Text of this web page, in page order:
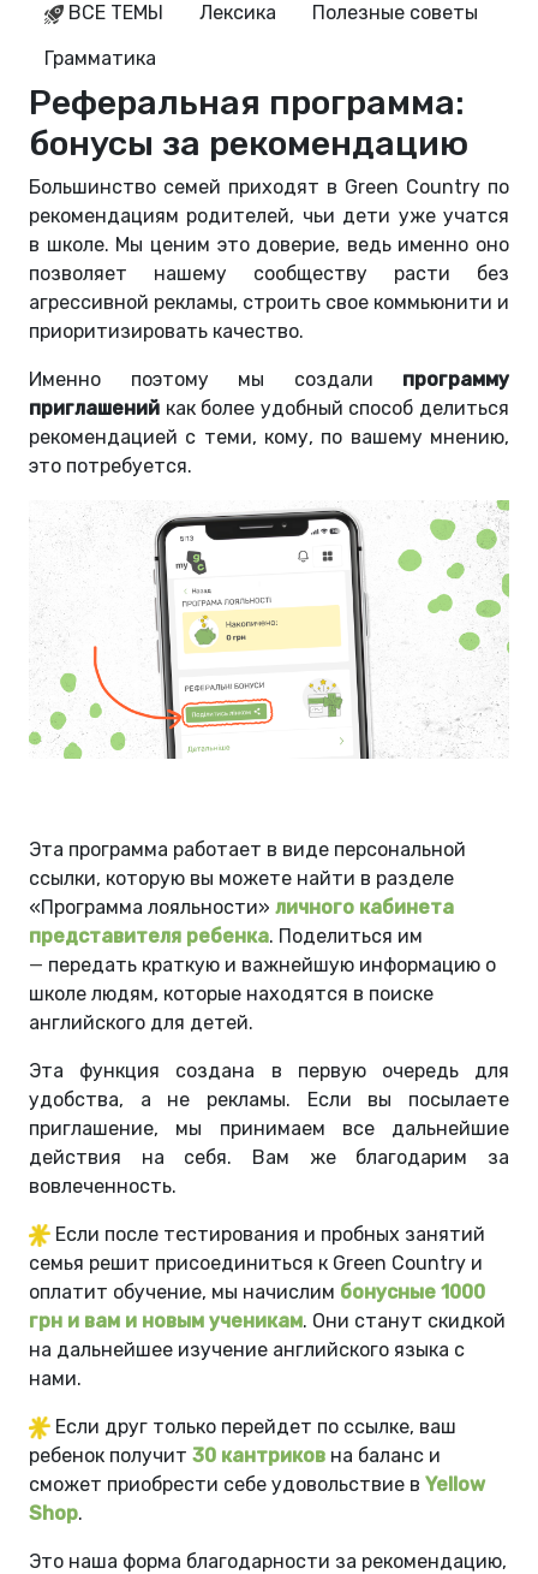
ВСЕ ТЕМЫ Лексика
Полезные советы
Грамматика
Реферальная программа:
бонусы за рекомендацию
Большинство семей приходят в Green Country по
рекомендациям родителей, чьи дети уже учатся
в школе. Мы ценим это доверие, ведь именно оно
позволяет нашему сообществу расти без
агрессивной рекламы, строить свое коммьюнити и
приоритизировать качество.
Именно поэтому мы создали программу
приглашений как более удобный способ делиться
рекомендацией с теми, кому, по вашему мнению,
это потребуется.
Эта программа работает в виде персональной
ссылки, которую вы можете найти в разделе
«Программа лояльности» личного кабинета
представителя ребенка. Поделиться им
— передать краткую и важнейшую информацию о
школе людям, которые находятся в поиске
английского для детей.
Эта функция создана в первую очередь для
удобства, а не рекламы. Если вы посылаете
приглашение, мы принимаем все дальнейшие
действия на себя. Вам же благодарим за
вовлеченность.
Если после тестирования и пробных занятий
семья решит присоединиться к Green Country и
оплатит обучение, мы начислим бонусные 1000
грн и вам и новым ученикам. Они станут скидкой
на дальнейшее изучение английского языка с
нами.
Если друг только перейдет по ссылке, ваш
ребенок получит 30 кантриков на баланс и
сможет приобрести себе удовольствие в Yellow
Shop.
Это наша форма благодарности за рекомендацию,